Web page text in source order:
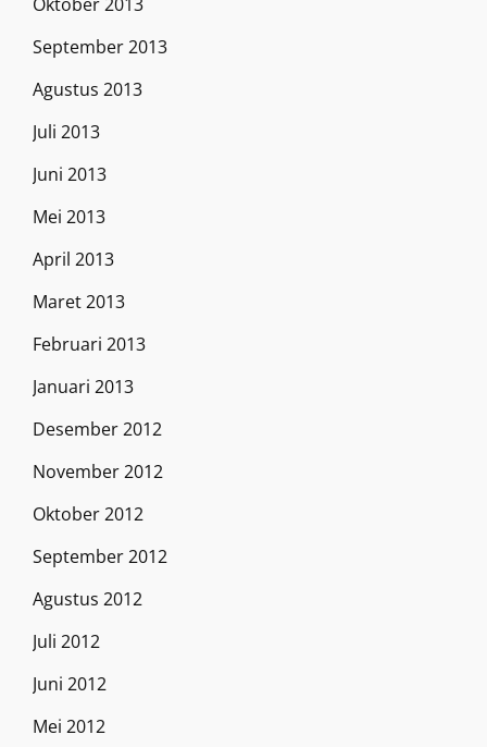
September 2013
Agustus 2013
Juli 2013
Juni 2013
Mei 2013
April 2013
Maret 2013
Februari 2013
Januari 2013
Desember 2012
November 2012
Oktober 2012
September 2012
Agustus 2012
Juli 2012
Juni 2012
Mei 2012